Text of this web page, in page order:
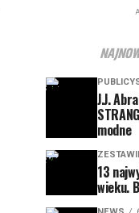
J.J.
modne
13
wieku.